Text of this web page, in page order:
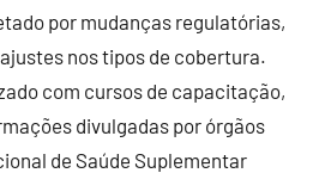
por mudanças regulatórias,
nos tipos de cobertura.
com cursos de capacitação,
divulgadas por órgãos
de Saúde Suplementar